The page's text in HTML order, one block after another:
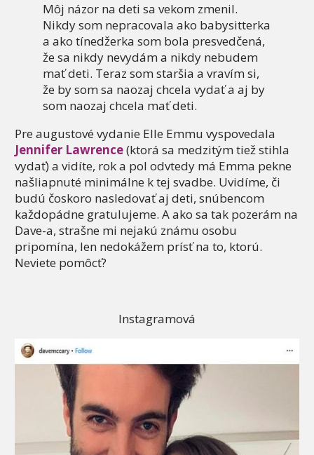
Môj názor na deti sa vekom zmenil.
Nikdy som nepracovala ako babysitterka
a ako tínedžerka som bola presvedčená,
že sa nikdy nevydám a nikdy nebudem
mať deti. Teraz som staršia a vravím si,
že by som sa naozaj chcela vydať a aj by
som naozaj chcela mať deti.
Pre augustové vydanie Elle Emmu vyspovedala
Jennifer Lawrence(ktorá sa medzitým tiež stihla
vydať) a vidíte, rok a pol odvtedy má Emma pekne
našliapnuté minimálne k tej svadbe. Uvidíme, či
budú čoskoro nasledovať aj deti, snúbencom
každopádne gratulujeme. A ako sa tak pozerám na
Dave-a, strašne mi nejakú známu osobu
pripomína, len nedokážem prísť na to, ktorú.
Neviete pomôcť?
Instagramová